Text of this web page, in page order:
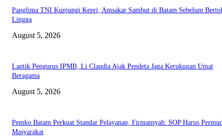
Panglima TNI Kunjungi Kepri, Amsakar Sambut di Batam Sebelum
Lingga
August 5, 2026
Lantik Pengurus IPMB, Li Claudia Ajak Pendeta Jaga Kerukunan Umat
Beragama
August 5, 2026
Pemko Batam Perkuat Standar Pelayanan, Firmansyah: SOP Harus
Masyarakat